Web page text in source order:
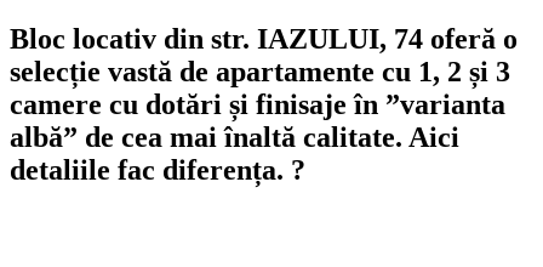
Bloc locativ din str. IAZULUI, 74 oferă o
selecție vastă de apartamente cu 1, 2 și 3
camere cu dotări și finisaje în ”varianta
albă” de cea mai înaltă calitate. Aici
detaliile fac diferența. ?️